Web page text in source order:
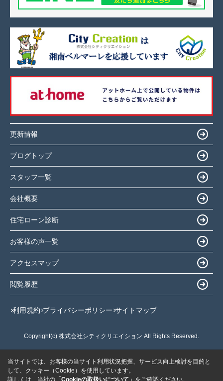
更新情報
ブログトップ
スタッフ一覧
会社概要
住宅ローン診断
お客様の声一覧
アクセスマップ
閲覧履歴
利用規約 プライバシーポリシー サイトマップ
Copyright(c) 株式会社シティクリエイション All Rights Reserved.
当サイトでは、お客様の当サイト利用状況把握、サービス向上検討を目的と
して、クッキー（Cookie）を使用しています。
詳しくは、当社の 「Cookieの取扱いについて」 をご確認ください。